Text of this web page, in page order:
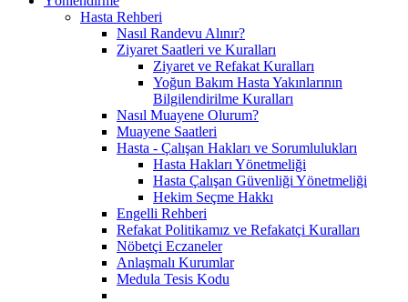
Hasta Rehberi
Nasıl Randevu Alınır?
Ziyaret Saatleri ve Kuralları
Ziyaret ve Refakat Kuralları
Yoğun Bakım Hasta Yakınlarının
Bilgilendirilme Kuralları
Nasıl Muayene Olurum?
Muayene Saatleri
Hasta - Çalışan Hakları ve Sorumlulukları
Hasta Hakları Yönetmeliği
Hasta Çalışan Güvenliği Yönetmeliği
Hekim Seçme Hakkı
Engelli Rehberi
Refakat Politikamız ve Refakatçi Kuralları
Nöbetçi Eczaneler
Anlaşmalı Kurumlar
Medula Tesis Kodu